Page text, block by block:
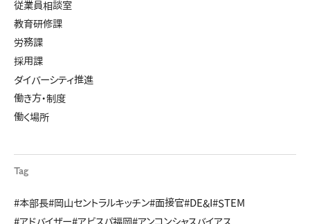
従業員相談室
教育研修課
労務課
採用課
ダイバーシティ推進
働き方・制度
働く場所
Tag
#本部長#岡山セントラルキッチン#面接官#DE&I #STEM
#アドバイザー#アビスパ福岡#アンコンシャスバイアス